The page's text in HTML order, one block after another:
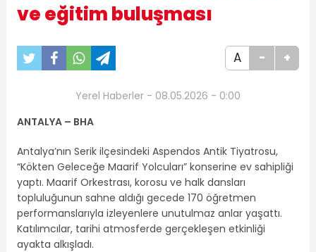
ve eğitim buluşması
A - +
Yerel Haberler - 08.05.2026 - 0:00
ANTALYA – BHA
Antalya’nın Serik ilçesindeki Aspendos Antik Tiyatrosu,
“Kökten Geleceğe Maarif Yolcuları” konserine ev sahipliği
yaptı. Maarif Orkestrası, korosu ve halk dansları
topluluğunun sahne aldığı gecede 170 öğretmen
performanslarıyla izleyenlere unutulmaz anlar yaşattı.
Katılımcılar, tarihi atmosferde gerçekleşen etkinliği
ayakta alkışladı.